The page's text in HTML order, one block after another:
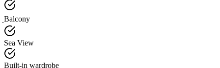
ฺBalcony
Sea View
Built-in wardrobe